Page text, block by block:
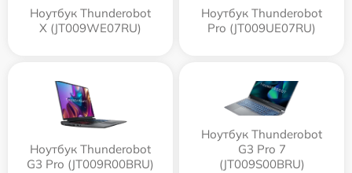
Ноутбук Thunderobot
X (JT009WE07RU)
Ноутбук Thunderobot
Pro (JT009UE07RU)
Ноутбук Thunderobot
G3 Pro (JT009R00BRU)
Ноутбук Thunderobot
G3 Pro 7
(JT009S00BRU)